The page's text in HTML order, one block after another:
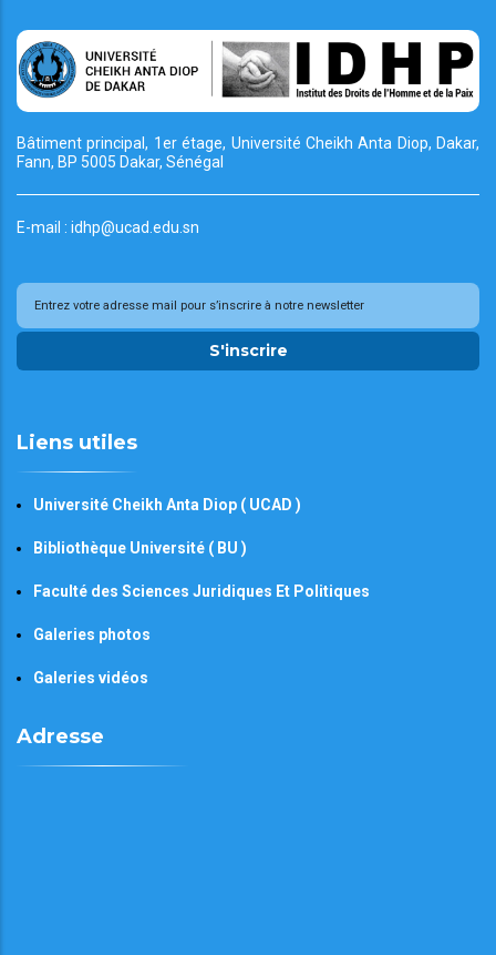
Bâtiment principal, 1er étage, Université CheikhAnta Diop, Dakar,
Fann, BP 5005 Dakar, Sénégal
E-mail : idhp@ucad.edu.sn
S'inscrire
Liens utiles
Université Cheikh Anta Diop ( UCAD )
Bibliothèque Université ( BU )
Faculté des Sciences Juridiques Et Politiques
Galeries photos
Galeries vidéos
Adresse